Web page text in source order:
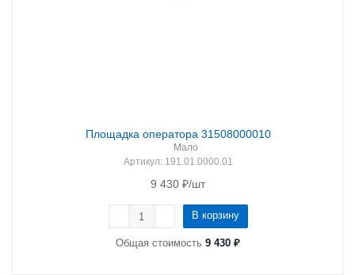
Площадка оператора 31508000010
Мало
Артикул: 191.01.0000.01
9 430 ₽/шт
В корзину
Общая стоимость 9 430 ₽